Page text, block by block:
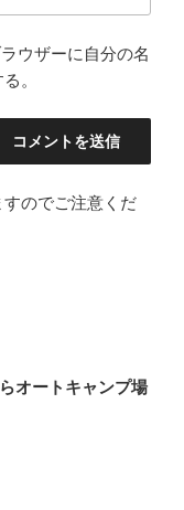
ウザーに自分の名
。
のでご注意くだ
オートキャンプ場